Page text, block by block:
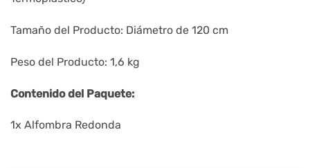
Tamaño del Producto: Diámetro de 120 cm
Peso del Producto: 1,6 kg
Contenido del Paquete:
1x Alfombra Redonda